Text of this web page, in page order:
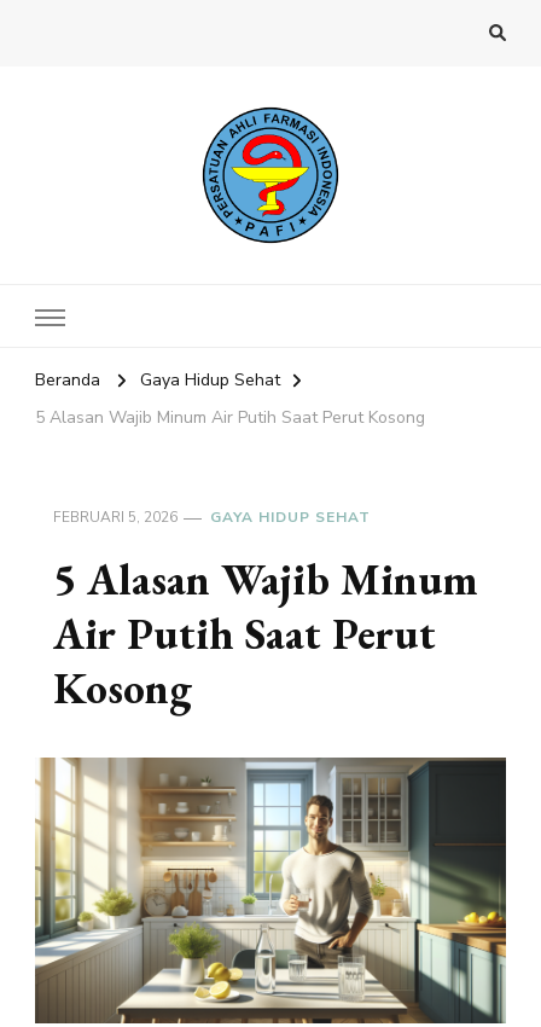
Beranda
Gaya Hidup Sehat
5 Alasan Wajib Minum Air Putih Saat Perut Kosong
FEBRUARI 5, 2026 GAYA HIDUP SEHAT
5 Alasan Wajib Minum
Air Putih Saat Perut
Kosong